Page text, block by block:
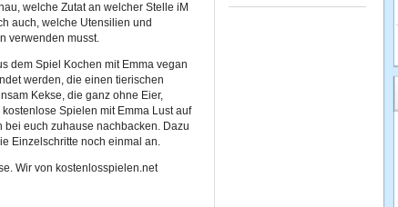
welche Zutat an welcher Stelle iM
auch, welche Utensilien und
verwenden musst.
dem Spiel Kochen mit Emma vegan
werden, die einen tierischen
Kekse, die ganz ohne Eier,
Spielen mit Emma Lust auf
euch zuhause nachbacken. Dazu
Einzelschritte noch einmal an.
Wir von kostenlosspielen.net